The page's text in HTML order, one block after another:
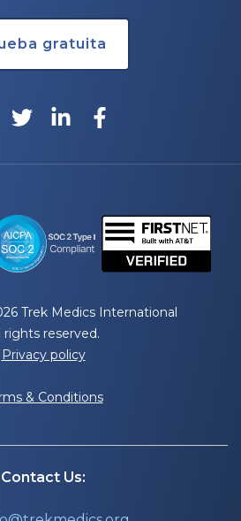
gratuita
Trek Medics International
rights reserved.
Privacy policy
& Conditions
Contact Us: